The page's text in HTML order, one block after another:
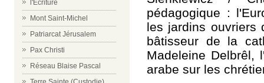
l'Ecriture
Mont Saint-Michel
Patriarcat Jérusalem
Pax Christi
Réseau Blaise Pascal
pédagogique :
les jardins ouvriers
bâtisseur de la
Madeleine Delbrêl,
arabe sur les